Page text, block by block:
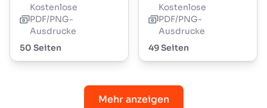
Kostenlose
PDF/PNG-
Ausdrucke
50 Seiten
Kostenlose
PDF/PNG-
Ausdrucke
49 Seiten
Mehr anzeigen